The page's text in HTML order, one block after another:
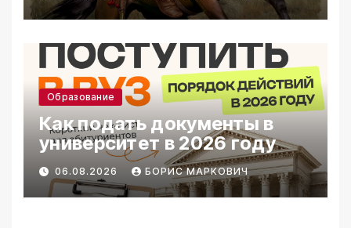
Образование
Как подать документы в
университет в 2026 году
06.08.2026 БОРИС МАРКОВИЧ